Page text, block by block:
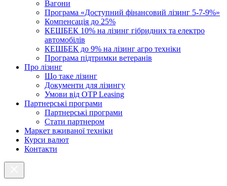
Вагони
Програма «Доступний фінансовий лізинг 5-7-9%»
Компенсація до 25%
КЕШБЕК 10% на лізинг гібридних та електро
автомобілів
КЕШБЕК до 9% на лізинг агро техніки
Програма підтримки ветеранів
Про лізинг
Що таке лізинг
Документи для лізингу
Умови від OTP Leasing
Партнерські програми
Партнерські програми
Стати партнером
Маркет вживаної техніки
Курси валют
Контакти